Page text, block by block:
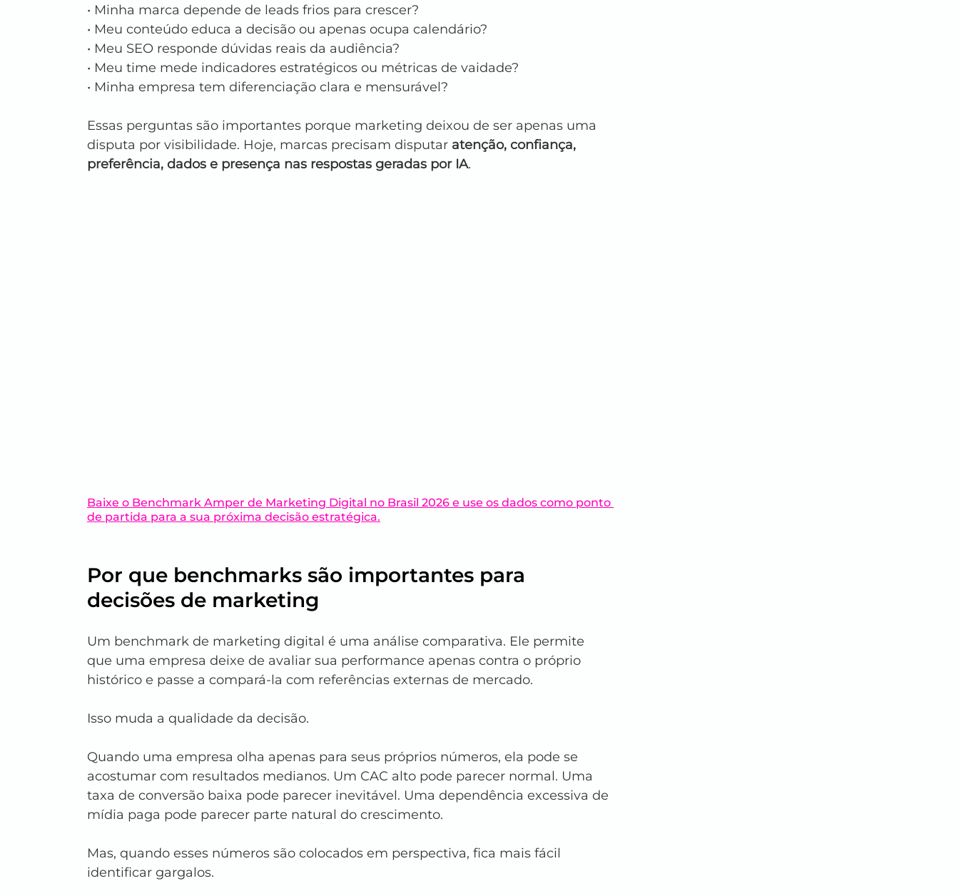
• Minha marca depende de leads frios para crescer?
• Meu conteúdo educa a decisão ou apenas ocupa calendário?
• Meu SEO responde dúvidas reais da audiência?
• Meu time mede indicadores estratégicos ou métricas de vaidade?
• Minha empresa tem diferenciação clara e mensurável?
Essas perguntas são importantes porque marketing deixou de ser apenas uma
disputa por visibilidade. Hoje, marcas precisam disputar atenção, confiança,
preferência, dados e presença nas respostas geradas por IA.
Baixe o Benchmark Amper de Marketing Digital no Brasil 2026 e use os dados como ponto
de partida para a sua próxima decisão estratégica.
Por que benchmarks são importantes para
decisões de marketing
Um benchmark de marketing digital é uma análise comparativa. Ele permite
que uma empresa deixe de avaliar sua performance apenas contra o próprio
histórico e passe a compará-la com referências externas de mercado.
Isso muda a qualidade da decisão.
Quando uma empresa olha apenas para seus próprios números, ela pode se
acostumar com resultados medianos. Um CAC alto pode parecer normal. Uma
taxa de conversão baixa pode parecer inevitável. Uma dependência excessiva de
mídia paga pode parecer parte natural do crescimento.
Mas, quando esses números são colocados em perspectiva, fica mais fácil
identificar gargalos.